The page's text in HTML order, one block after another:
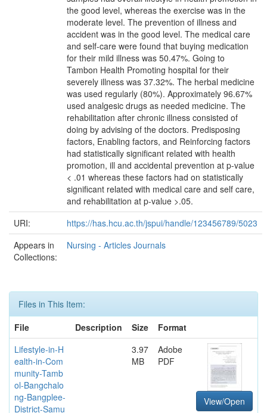
the good level, whereas the exercise was in the
moderate level. The prevention of illness and
accident was in the good level. The medical care
and self-care were found that buying medication
for their mild illness was 50.47%. Going to
Tambon Health Promoting hospital for their
severely illness was 37.32%. The herbal medicine
was used regularly (80%). Approximately 96.67%
used analgesic drugs as needed medicine. The
rehabilitation after chronic illness consisted of
doing by advising of the doctors. Predisposing
factors, Enabling factors, and Reinforcing factors
had statistically significant related with health
promotion, ill and accidental prevention at p-value
< .01 whereas these factors had on statistically
significant related with medical care and self care,
and rehabilitation at p-value >.05.
URI:
https://has.hcu.ac.th/jspui/handle/123456789/5023
Appears in
Collections:
Nursing - Articles Journals
Files in This Item:
File
Description Size
Format
Lifestyle-in-H
ealth-in-Com
munity-Tamb
ol-Bangchalo
ng-Bangplee-
District-Samu
3.97
MB
Adobe
PDF
View/Open